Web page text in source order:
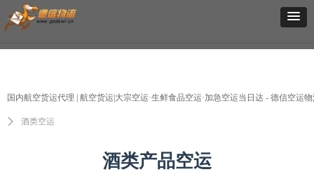
酒类产品空运
国内航空货运代理 | 航空货运|大宗空运·生鲜食品空运·加急空运当日达 - 德信空运
ꄲ 酒类空运